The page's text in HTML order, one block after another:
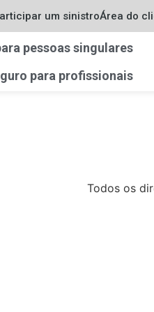
um sinistroÁrea do
pessoas singulares
para profissionais
Todos os